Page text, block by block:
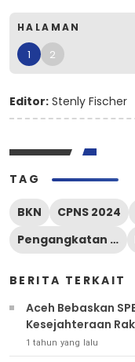
HALAMAN
1 2
Editor: Stenly Fischer
TAG
BKN CPNS 2024
Pengangkatan ASN
BERITA TERKAIT
Aceh Bebaskan
Kesejahteraan
1 tahun yang lalu